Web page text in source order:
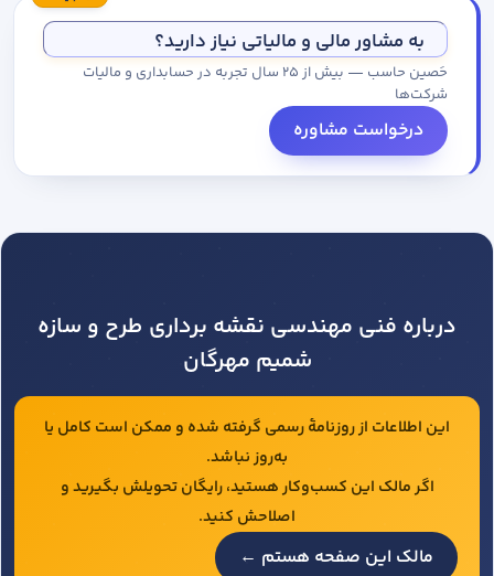
به مشاور مالی و مالیاتی نیاز دارید؟
حَصین حاسب — بیش از ۲۵ سال تجربه در حسابداری و مالیات
شرکت‌ها
درخواست مشاوره
درباره فنی مهندسی نقشه برداری طرح و سازه
شمیم مهرگان
این اطلاعات از روزنامهٔ رسمی گرفته شده و ممکن است کامل یا
به‌روز نباشد.
اگر مالک این کسب‌وکار هستید، رایگان تحویلش بگیرید و
اصلاحش کنید.
مالک این صفحه هستم ←